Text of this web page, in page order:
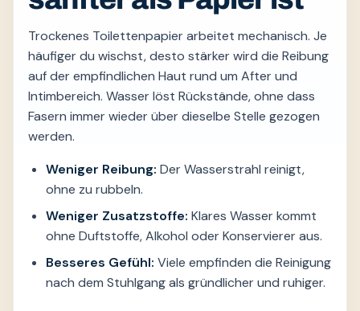
Trockenes Toilettenpapier arbeitet mechanisch. Je
häufiger du wischst, desto stärker wird die Reibung
auf der empfindlichen Haut rund um After und
Intimbereich. Wasser löst Rückstände, ohne dass
Fasern immer wieder über dieselbe Stelle gezogen
werden.
Weniger Reibung: Der Wasserstrahl reinigt,
ohne zu rubbeln.
Weniger Zusatzstoffe: Klares Wasser kommt
ohne Duftstoffe, Alkohol oder Konservierer aus.
Besseres Gefühl: Viele empfinden die Reinigung
nach dem Stuhlgang als gründlicher und ruhiger.